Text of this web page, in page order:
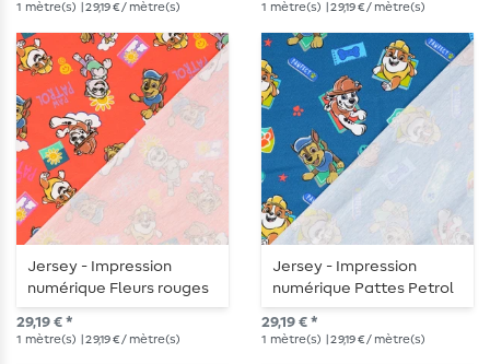
1 mètre(s) | 29,19 € / mètre(s) 1 mètre(s) | 29,19 € / mètre(s)
Jersey - Impression
numérique Fleurs rouges
29,19 € *
1 mètre(s) | 29,19 € / mètre(s)
Jersey - Impression
numérique Pattes Petrol
29,19 € *
1 mètre(s) | 29,19 € / mètre(s)